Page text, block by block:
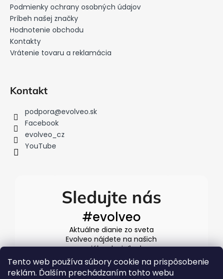
Tento web používa súbory cookie na prispôsobenie
reklám. Ďalším prechádzaním tohto webu
Podmienky ochrany osobných údajov
Príbeh našej značky
Hodnotenie obchodu
Kontakty
Vrátenie tovaru a reklamácia
Kontakt
podpora@evolveo.sk
Facebook
evolveo_cz
YouTube
Sledujte nás
#evolveo
Aktuálne dianie zo sveta
Evolveo nájdete na našich
sociálnych sieťach